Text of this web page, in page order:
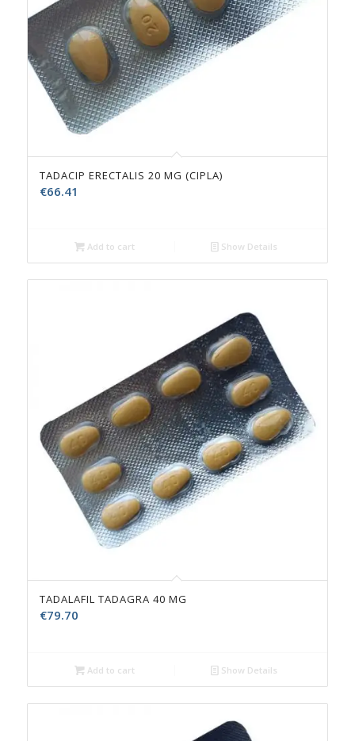
TADACIP ERECTALIS 20 MG (CIPLA)
€66.41
Add to cart Show Details
TADALAFIL TADAGRA 40 MG
€79.70
Add to cart Show Details